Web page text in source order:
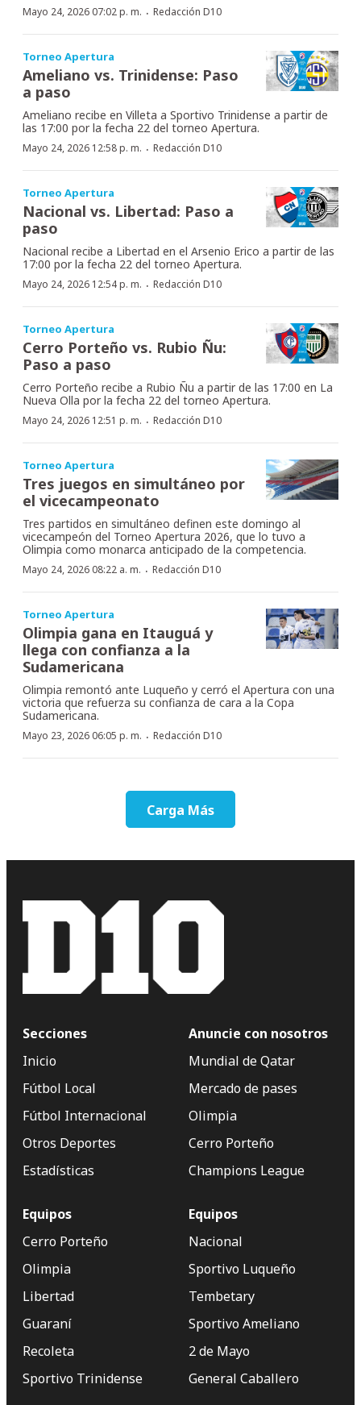
Mayo 24, 2026 07:02 p. m. · Redacción D10
Torneo Apertura
Ameliano vs. Trinidense: Paso
a paso
Ameliano recibe en Villeta a Sportivo Trinidense a partir de
las 17:00 por la fecha 22 del torneo Apertura.
Mayo 24, 2026 12:58 p. m. · Redacción D10
Torneo Apertura
Nacional vs. Libertad: Paso a
paso
Nacional recibe a Libertad en el Arsenio Erico a partir de las
17:00 por la fecha 22 del torneo Apertura.
Mayo 24, 2026 12:54 p. m. · Redacción D10
Torneo Apertura
Cerro Porteño vs. Rubio Ñu:
Paso a paso
Cerro Porteño recibe a Rubio Ñu a partir de las 17:00 en La
Nueva Olla por la fecha 22 del torneo Apertura.
Mayo 24, 2026 12:51 p. m. · Redacción D10
Torneo Apertura
Tres juegos en simultáneo por
el vicecampeonato
Tres partidos en simultáneo definen este domingo al
vicecampeón del Torneo Apertura 2026, que lo tuvo a
Olimpia como monarca anticipado de la competencia.
Mayo 24, 2026 08:22 a. m. · Redacción D10
Torneo Apertura
Olimpia gana en Itauguá y
llega con confianza a la
Sudamericana
Olimpia remontó ante Luqueño y cerró el Apertura con una
victoria que refuerza su confianza de cara a la Copa
Sudamericana.
Mayo 23, 2026 06:05 p. m. · Redacción D10
Carga Más
Secciones
Inicio
Fútbol Local
Fútbol Internacional
Otros Deportes
Estadísticas
Anuncie con nosotros
Mundial de Qatar
Mercado de pases
Olimpia
Cerro Porteño
Champions League
Equipos
Cerro Porteño
Olimpia
Libertad
Guaraní
Recoleta
Sportivo Trinidense
Equipos
Nacional
Sportivo Luqueño
Tembetary
Sportivo Ameliano
2 de Mayo
General Caballero